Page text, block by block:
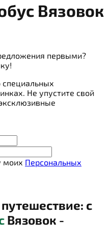
Вязовок
первыми?
специальных
Не упустите свой
моих Персональных
с
Вязовок -